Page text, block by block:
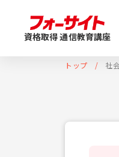
資格取得 通信教育講座
トップ 社